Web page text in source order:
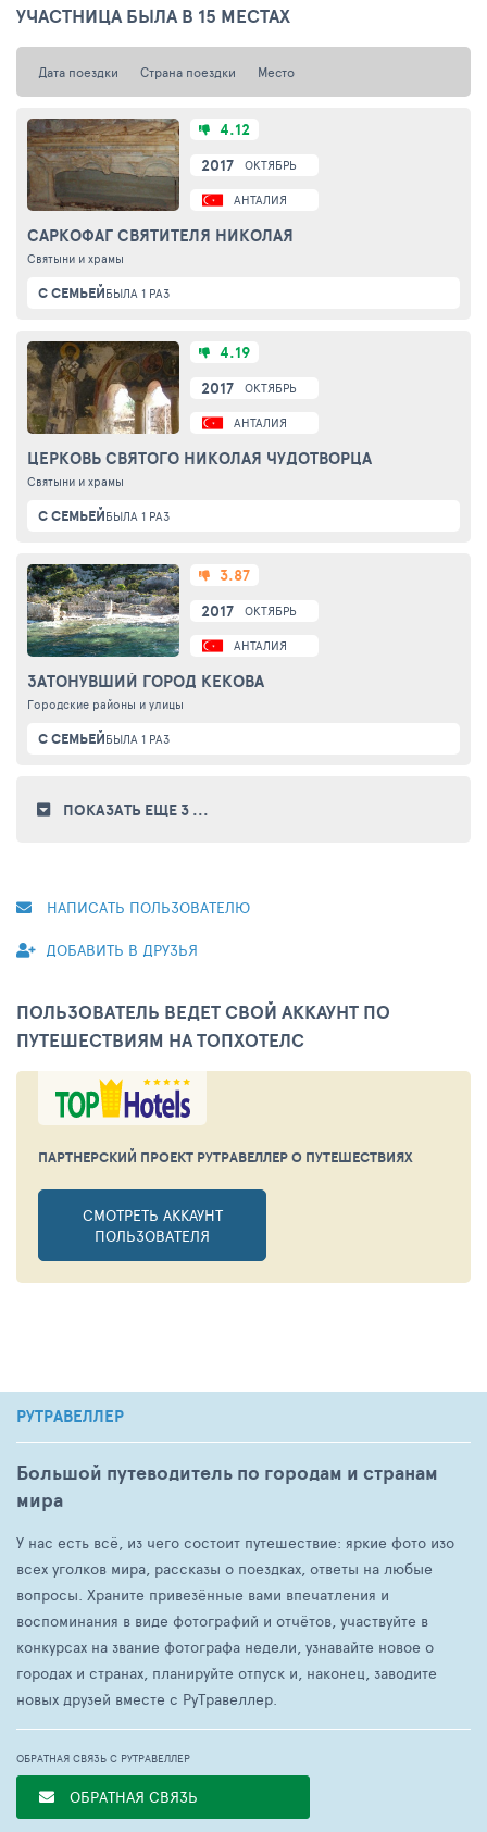
УЧАСТНИЦА БЫЛА В 15 МЕСТАХ
Дата поездки Страна поездки Место
2017 ОКТЯБРЬ
АНТАЛИЯ
САРКОФАГ СВЯТИТЕЛЯ НИКОЛАЯ
Святыни и храмы
4.12
С СЕМЬЕЙБЫЛА 1 РАЗ
2017 ОКТЯБРЬ
АНТАЛИЯ
ЦЕРКОВЬ СВЯТОГО НИКОЛАЯ ЧУДОТВОРЦА
Святыни и храмы
4.19
С СЕМЬЕЙБЫЛА 1 РАЗ
2017 ОКТЯБРЬ
АНТАЛИЯ
ЗАТОНУВШИЙ ГОРОД КЕКОВА
Городские районы и улицы
3.87
С СЕМЬЕЙБЫЛА 1 РАЗ
ПОКАЗАТЬ ЕЩЕ 3 ...
НАПИСАТЬ ПОЛЬЗОВАТЕЛЮ
ДОБАВИТЬ В ДРУЗЬЯ
ПОЛЬЗОВАТЕЛЬ ВЕДЕТ СВОЙ АККАУНТ ПО
ПУТЕШЕСТВИЯМ НА ТОПХОТЕЛС
ПАРТНЕРСКИЙ ПРОЕКТ РУТРАВЕЛЛЕРО ПУТЕШЕСТВИЯХ
СМОТРЕТЬ АККАУНТ
ПОЛЬЗОВАТЕЛЯ
РУТРАВЕЛЛЕР
Большой путеводитель по городам и странам
мира
У нас есть всё, из чего состоит путешествие: яркие фото изо
всех уголков мира, рассказы о поездках, ответы на любые
вопросы. Храните привезённые вами впечатления и
воспоминания в виде фотографий и отчётов, участвуйте в
конкурсах на звание фотографа недели, узнавайте новое о
городах и странах, планируйте отпуск и, наконец, заводите
новых друзей вместе с РуТравеллер.
ОБРАТНАЯ СВЯЗЬ С РУТРАВЕЛЛЕР
ОБРАТНАЯ СВЯЗЬ